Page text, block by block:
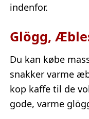
indenfor.
Glögg,
Du kan købe
snakker varme
kop kaffe til de
gode, varme